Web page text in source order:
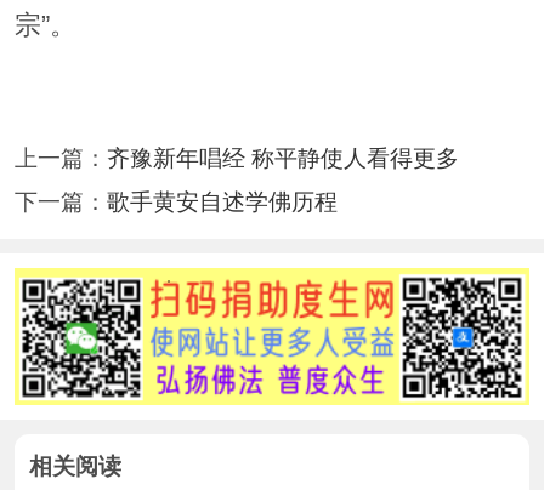
宗”。
上一篇： 齐豫新年唱经 称平静使人看得更多
下一篇： 歌手黄安自述学佛历程
相关阅读